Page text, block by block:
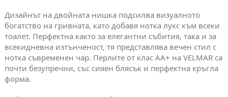
Дизайнът на двойната нишка подсилва визуалното
богатство на гривната, като добавя нотка лукс към всеки
тоалет. Перфектна както за елегантни събития, така и за
всекидневна изтънченост, тя представлява вечен стил с
нотка съвременен чар. Перлите от клас AA+ на VELMAR са
почти безупречни, със сияен блясък и перфектна кръгла
форма.